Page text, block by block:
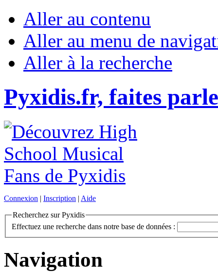
Aller au contenu
Aller au menu de
Aller à la recherche
Pyxidis.fr, faites
Connexion | Inscription | Aide
Recherchez sur Pyxidis
Effectuez une recherche dans notre base de données :
Navigation